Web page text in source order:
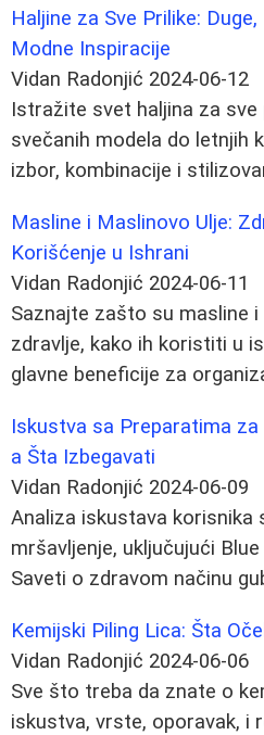
Haljine za Sve Prilike:
Modne Inspiracije
Vidan Radonjić 2024-06-12
Istražite svet haljina za sve
svečanih modela do letnjih
izbor, kombinacije i
Masline i Maslinovo Ulje:
Korišćenje u Ishrani
Vidan Radonjić 2024-06-11
Saznajte zašto su masline
zdravlje, kako ih koristiti u
glavne beneficije za
Iskustva sa Preparatima
a Šta Izbegavati
Vidan Radonjić 2024-06-09
Analiza iskustava korisnika
mršavljenje, uključujući
Saveti o zdravom načinu
Kemijski Piling Lica: Šta
Vidan Radonjić 2024-06-06
Sve što treba da znate o
iskustva, vrste, oporavak, i